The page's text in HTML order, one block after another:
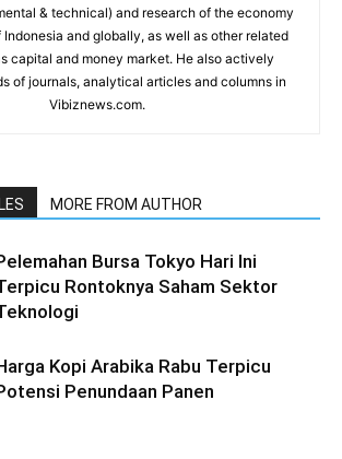
& technical) and research of the economy
Indonesia and globally, as well as other related
capital and money market. He also actively
of journals, analytical articles and columns in
Vibiznews.com.
MORE FROM AUTHOR
Bursa Tokyo Hari Ini
Rontoknya Saham Sektor
Kopi Arabika Rabu Terpicu
Penundaan Panen